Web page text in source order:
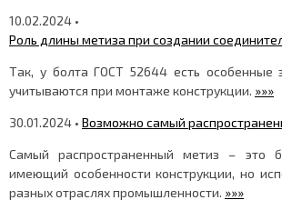
10.02.2024 •
Роль длины метиза при создании
Так, у болта ГОСТ 52644 есть особенные
учитываются при монтаже конструкции. »»»
30.01.2024 • Возможно самый
Самый распространенный метиз – это
имеющий особенности конструкции, но
разных отраслях промышленности. »»»